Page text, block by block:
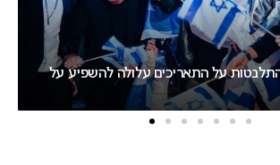
2027: ההכרזה על העיר המארחת צפויה לקרות בשבוע